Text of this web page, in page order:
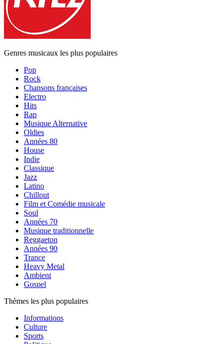
Genres musicaux les plus populaires
Pop
Rock
Chansons françaises
Electro
Hits
Rap
Musique Alternative
Oldies
Années 80
House
Indie
Classique
Jazz
Latino
Chillout
Film et Comédie musicale
Soul
Années 70
Musique traditionnelle
Reggaeton
Années 90
Trance
Heavy Metal
Ambient
Gospel
Thèmes les plus populaires
Informations
Culture
Sports